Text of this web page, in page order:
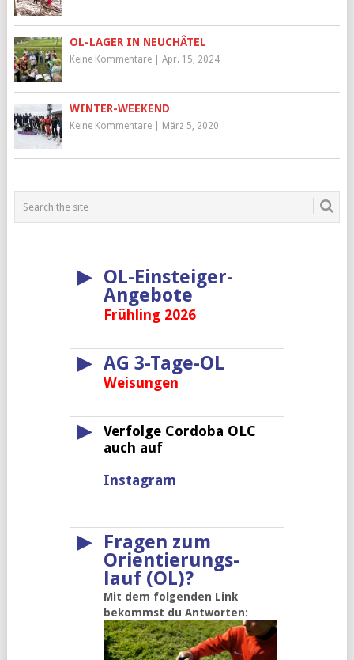
OL-LAGER IN NEUCHÂTEL
Keine Kommentare| Apr. 15, 2024
WINTER-WEEKEND
Keine Kommentare| März 5, 2020
▶
OL-Einsteiger-
Angebote
Frühling 2026
▶ AG 3-Tage-OL
Weisungen
▶
Verfolge Cordoba OLC
auch auf
Instagram
▶
Fragen zum
Orientierungs-
lauf (OL)?
Mit dem folgenden Link
bekommst du Antworten: